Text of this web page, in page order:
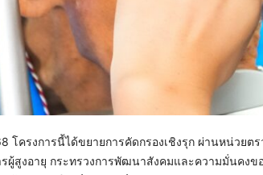
โครงการนี้ได้ขยายการคัดกรองเชิงรุก ผ่านหน่วย
ผู้สูงอายุ กระทรวงการพัฒนาสังคมและความมั่นคงข